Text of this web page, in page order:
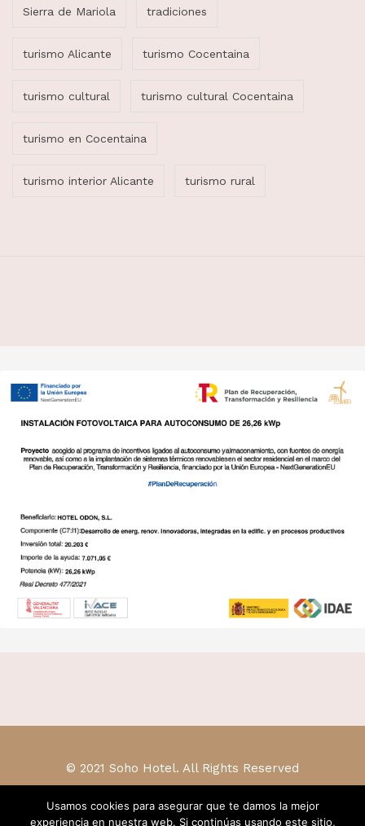
Sierra de Mariola tradiciones
turismo Alicante turismo Cocentaina
turismo cultural turismo cultural Cocentaina
turismo en Cocentaina
turismo interior Alicante turismo rural
© 2021 Soho Hotel. All Rights Reserved
Usamos cookies para asegurar que te damos la mejor
experiencia en nuestra web. Si continúas usando este sitio,